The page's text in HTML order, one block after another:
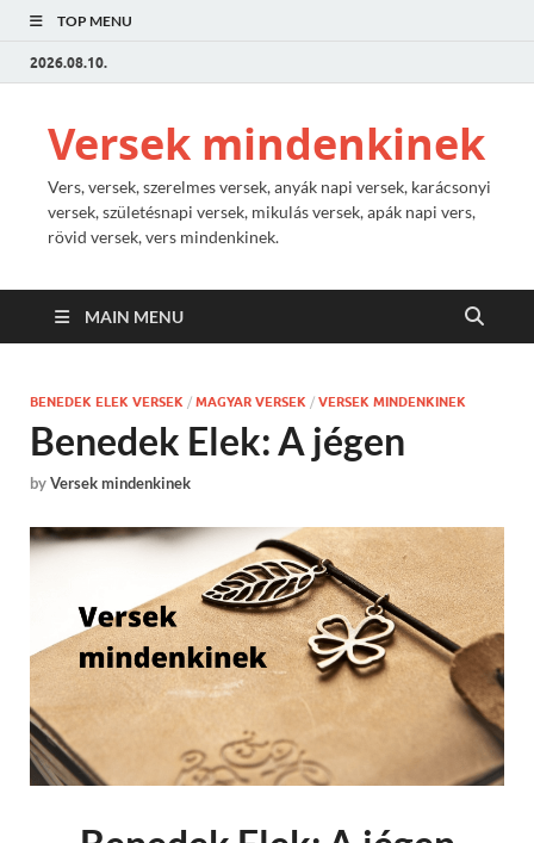
TOP MENU
2026.08.10.
Versek mindenkinek
Vers, versek, szerelmes versek, anyák napi versek, karácsonyi
versek, születésnapi versek, mikulás versek, apák napi vers,
rövid versek, vers mindenkinek.
MAIN MENU
BENEDEK ELEK VERSEK / MAGYAR VERSEK / VERSEK MINDENKINEK
Benedek Elek: A jégen
byVersek mindenkinek